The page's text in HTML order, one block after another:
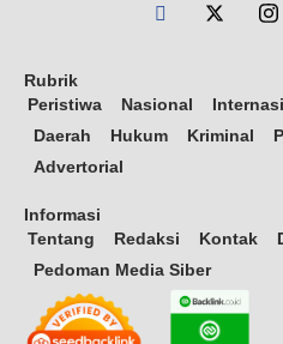
Rubrik
Peristiwa
Nasional
Daerah
Hukum Kriminal
Advertorial
Informasi
Tentang
Redaksi Kontak
Pedoman Media Siber